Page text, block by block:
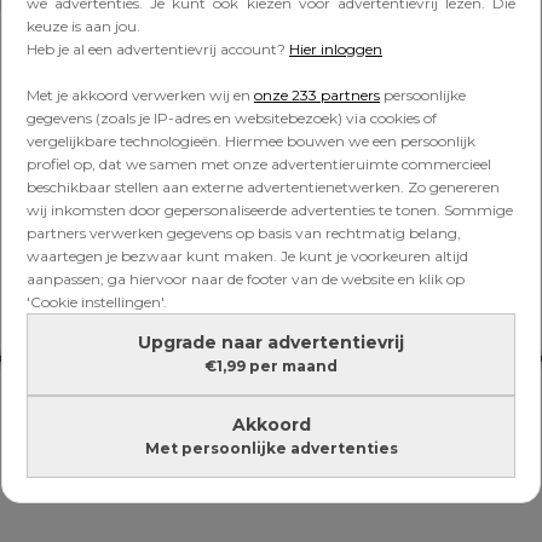
keuze is aan jou.
Heb je al een advertentievrij account? Hier inloggen
Met je akkoord verwerken wij en onze 233 partners persoonlijke
gegevens (zoals je IP-adres en websitebezoek) via cookies of
vergelijkbare technologieën. Hiermee bouwen we een persoonlijk
profiel op, dat we samen met onze advertentieruimte commercieel
beschikbaar stellen aan externe advertentienetwerken. Zo genereren
wij inkomsten door gepersonaliseerde advertenties te tonen. Sommige
partners verwerken gegevens op basis van rechtmatig belang,
waartegen je bezwaar kunt maken. Je kunt je voorkeuren altijd
aanpassen; ga hiervoor naar de footer van de website en klik op
'Cookie instellingen'.
Upgrade naar advertentievrij
€1,99 per maand
Akkoord
Met persoonlijke advertenties